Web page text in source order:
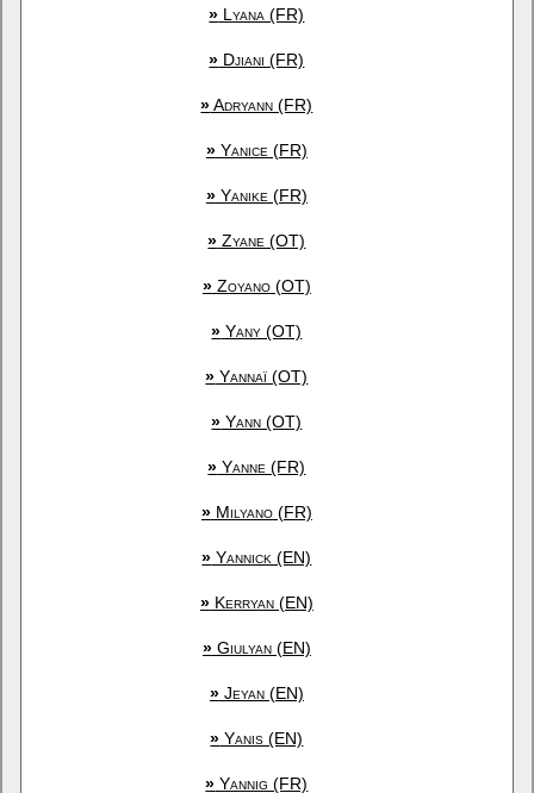
» Lyana (FR)
» Djiani (FR)
»Adryann (FR)
»Yanice (FR)
»Yanike (FR)
» Zyane (OT)
»Zoyano (OT)
» Yany (OT)
» Yannaï (OT)
» Yann (OT)
» Yanne (FR)
»Milyano (FR)
» Yannick (EN)
»Kerryan (EN)
»Giulyan (EN)
»Jeyan (EN)
» Yanis (EN)
» Yannig (FR)